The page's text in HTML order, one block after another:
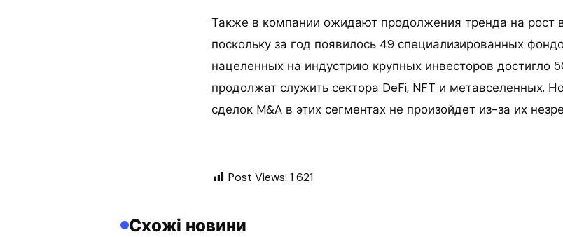
Также в компании ожидают продолжения тренда на рост
поскольку за год появилось 49 специализированных
нацеленных на индустрию крупных инвесторов достигло
продолжат служить сектора DeFi, NFT и метавселенных.
сделок M&A в этих сегментах не произойдет из-за их
Post Views: 1 621
Схожі новини